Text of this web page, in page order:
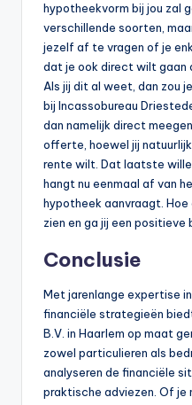
hypotheekvorm bij jou zal
verschillende soorten,
jezelf af te vragen of je
dat je ook direct wilt gaan
Als jij dit al weet, dan zou
bij Incassobureau
dan namelijk direct
offerte, hoewel jij
rente wilt. Dat laatste
hangt nu eenmaal af van
hypotheek aanvraagt.
zien en ga jij een positieve
Conclusie
Met jarenlange expertise
financiële strategieën
B.V. in Haarlem op maat
zowel particulieren als
analyseren de financiële
praktische adviezen. Of je